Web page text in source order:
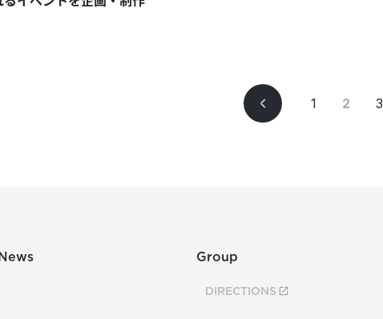
1 2 3
Group
DIRECTIONS